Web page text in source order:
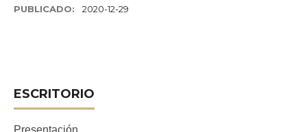
PUBLICADO: 2020-12-29
ESCRITORIO
Presentación